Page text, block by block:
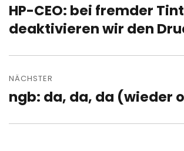
Vorheriger
Beitrag:
HP-CEO: bei fremder
deaktivieren wir den
NÄCHSTER
Nächster
ngb: da, da, da (wieder